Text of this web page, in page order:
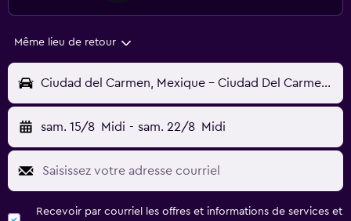
Même lieu de retour
Ciudad del Carmen, Mexique - Ciudad Del Carmen (CME)
sam. 15/8 Midi - sam. 22/8 Midi
Recevoir par courriel les offres et informations de services et